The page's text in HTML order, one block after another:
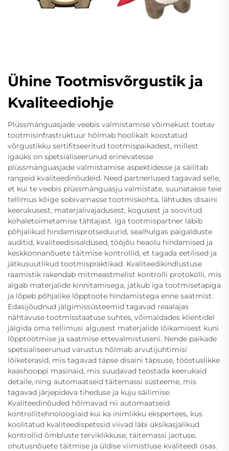
Ühine Tootmisvõrgustik ja
Kvaliteediohje
Plüssmänguasjade veebis valmistamise võimekust toetav
tootmisinfrastruktuur hõlmab hoolikalt koostatud
võrgustikku sertifitseeritud tootmispaikadest, millest
igaüks on spetsialiseerunud erinevatesse
plüssmänguasjade valmistamise aspektidesse ja säilitab
rangeid kvaliteedinõudeid. Need partnerlused tagavad selle,
et kui te veebis plüssmänguasju valmistate, suunatakse teie
tellimus kõige sobivamasse tootmiskohta, lähtudes disaini
keerukusest, materjalivajadusest, kogusest ja soovitud
kohaletoimetamise tähtajast. Iga tootmispartner läbib
põhjalikud hindamisprotseduurid, sealhulgas paigalduste
auditid, kvaliteedisisaldused, tööjõu heaolu hindamised ja
keskkonnanõuete täitmise kontrollid, et tagada eetilised ja
jätkusuutlikud tootmispraktikad. Kvaliteedikindlustuse
raamistik rakendab mitmeastmelist kontrolli protokolli, mis
algab materjalide kinnitamisega, jätkub iga tootmisetapiga
ja lõpeb põhjalike lõpptoote hindamistega enne saatmist.
Edasijõudnud jälgimissüsteemid tagavad reaalajas
nähtavuse tootmisstaatuse suhtes, võimaldades klientidel
jälgida oma tellimusi algusest materjalide lõikamisest kuni
lõpptootmise ja saatmise ettevalmistuseni. Nende paikade
spetsialiseerunud varustus hõlmab arvutijuhtimisi
lõiketerasid, mis tagavad täpse disaini täpsuse, tööstuslikke
kaashooppi masinaid, mis suudavad teostada keerukaid
detaile, ning automaatseid täitemassi süsteeme, mis
tagavad järjepideva tiheduse ja kuju säilimise.
Kvaliteedinõuded hõlmavad nii automaatseid
kontrollitehnoloogiaid kui ka inimlikku ekspertees, kus
koolitatud kvaliteedispetssid viivad läbi üksikasjalikud
kontrollid õmbluste terviklikkuse, täitemassi jaotuse,
ohutusnõuete täitmise ja üldise viimistluse kvaliteedi osas.